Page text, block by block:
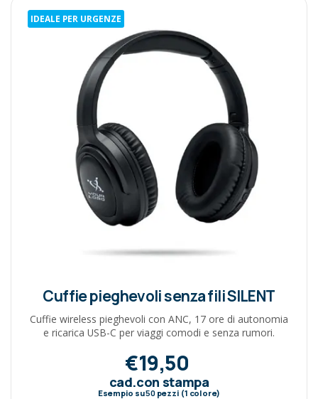
IDEALE PER URGENZE
Cuffie pieghevoli senza fili SILENT
Cuffie wireless pieghevoli con ANC, 17 ore di autonomia
e ricarica USB-C per viaggi comodi e senza rumori.
€19,50
cad.con stampa
Esempio su50pezzi (1 colore)